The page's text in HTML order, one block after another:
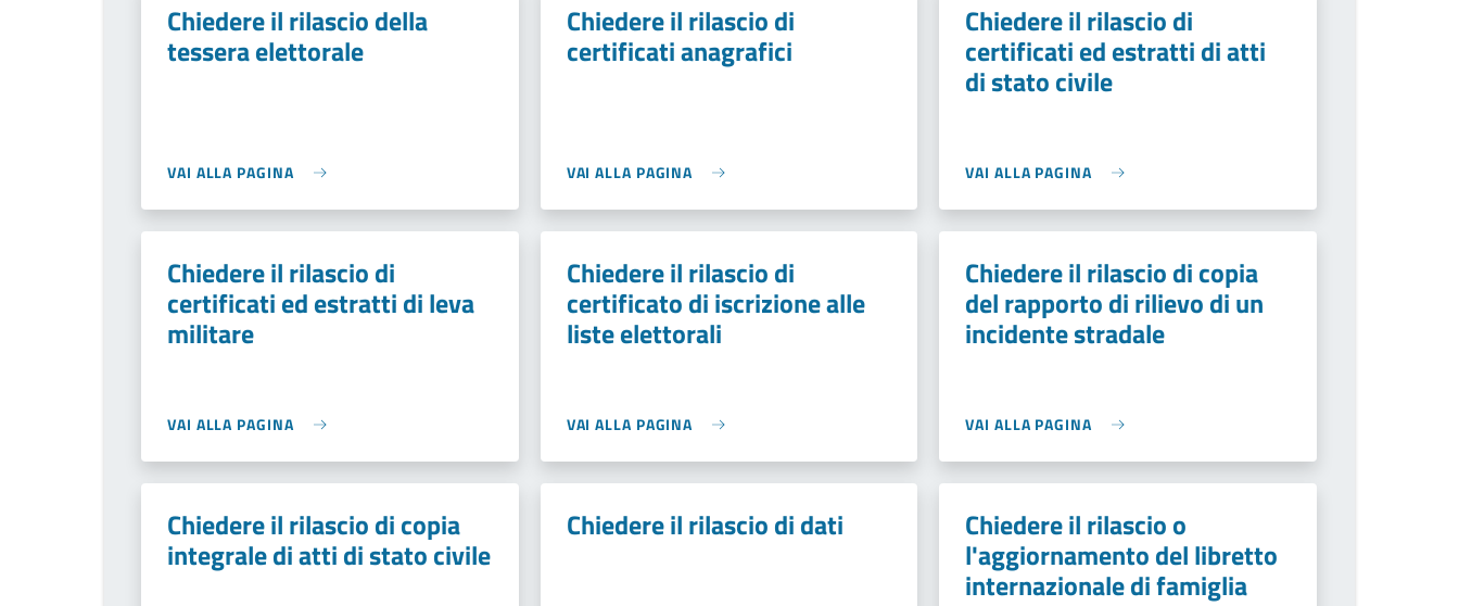
Chiedere il rilascio della
tessera elettorale
VAI ALLA PAGINA
Chiedere il rilascio di
certificati anagrafici
VAI ALLA PAGINA
Chiedere il rilascio di
certificati ed estratti di atti
di stato civile
VAI ALLA PAGINA
Chiedere il rilascio di
certificati ed estratti di leva
militare
VAI ALLA PAGINA
Chiedere il rilascio di
certificato di iscrizione alle
liste elettorali
VAI ALLA PAGINA
Chiedere il rilascio di copia
del rapporto di rilievo di un
incidente stradale
VAI ALLA PAGINA
Chiedere il rilascio di copia
integrale di atti di stato civile
Chiedere il rilascio di dati Chiedere il rilascio o
l'aggiornamento del libretto
internazionale di famiglia